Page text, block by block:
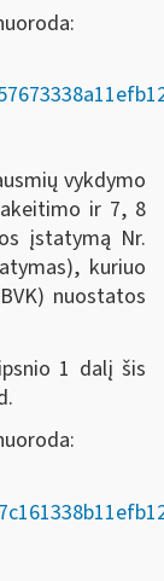
vykdymo
ir 7, 8
įstatymą Nr.
kuriuo
nuostatos
1 dalį šis